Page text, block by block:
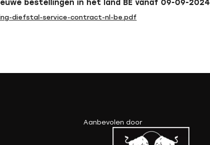
bestellingen in het land BE vanaf 09-09-2024
diefstal-service-contract-nl-be.pdf
Aanbevolen door